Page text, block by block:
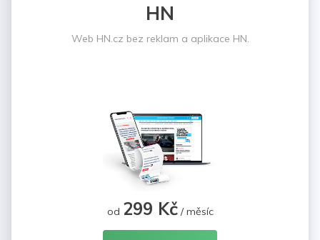
HN
Web HN.cz bez reklam a aplikace HN.
od 299 Kč/ měsíc